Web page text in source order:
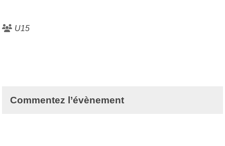
U15
Commentez l’évènement